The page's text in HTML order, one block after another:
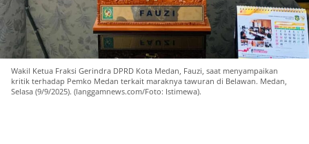
Wakil Ketua Fraksi Gerindra DPRD Kota Medan, Fauzi, saat menyampaikan
kritik terhadap Pemko Medan terkait maraknya tawuran di Belawan. Medan,
Selasa (9/9/2025). (langgamnews.com/Foto: Istimewa).